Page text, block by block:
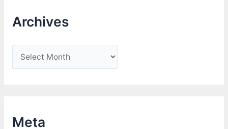
Archives
r
iMeta